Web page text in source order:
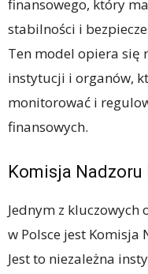
finansowego, który
stabilności i
Ten model opiera się
instytucji i organów,
monitorować i
finansowych.
Komisja
Jednym z
w Polsce jest Komisja
Jest to niezależna